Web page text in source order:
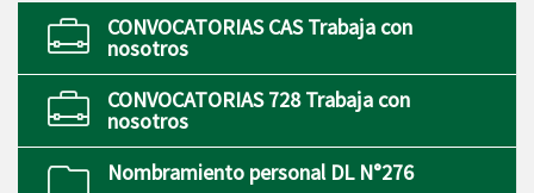
CONVOCATORIAS CAS Trabaja con
nosotros
CONVOCATORIAS 728 Trabaja con
nosotros
Nombramiento personal DL N°276